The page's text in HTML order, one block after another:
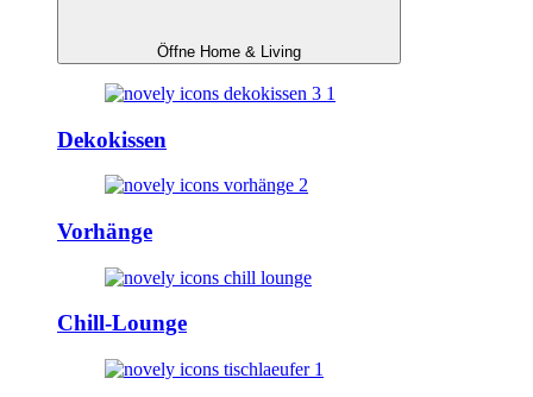
Öffne Home & Living
Dekokissen
Vorhänge
Chill-Lounge